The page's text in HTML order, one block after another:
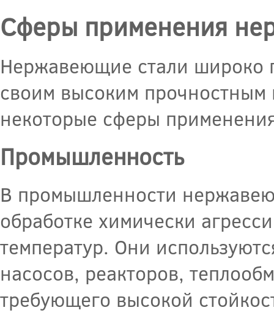
Сферы применения
Нержавеющие стали широко
своим высоким
некоторые сферы
Промышленность
В промышленности
обработке химически
температур. Они
насосов, реакторов,
требующего высокой